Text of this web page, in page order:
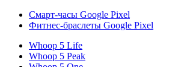
Смарт-часы Google Pixel
Фитнес-браслеты Google Pixel
Whoop 5 Life
Whoop 5 Peak